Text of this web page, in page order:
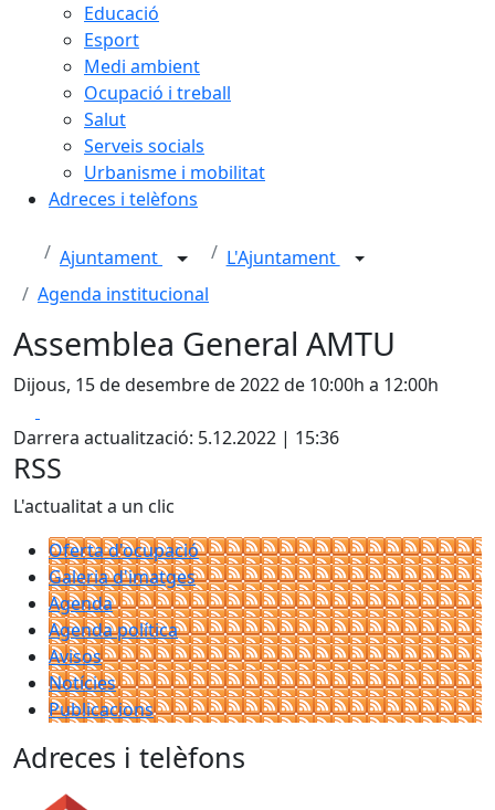
Educació
Esport
Medi ambient
Ocupació i treball
Salut
Serveis socials
Urbanisme i mobilitat
Adreces i telèfons
Ajuntament
L'Ajuntament
Agenda institucional
Assemblea General AMTU
Dijous, 15 de desembre de 2022 de 10:00h a 12:00h
Darrera actualització: 5.12.2022 | 15:36
RSS
L'actualitat a un clic
Oferta d'ocupació
Galeria d'imatges
Agenda
Agenda política
Avisos
Notícies
Publicacions
Adreces i telèfons